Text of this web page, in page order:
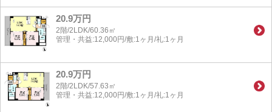
20.9万円
2階/2LDK/60.36㎡
管理・共益:12,000円/敷:1ヶ月/礼:1ヶ月
20.9万円
2階/2LDK/57.63㎡
管理・共益:12,000円/敷:1ヶ月/礼:1ヶ月